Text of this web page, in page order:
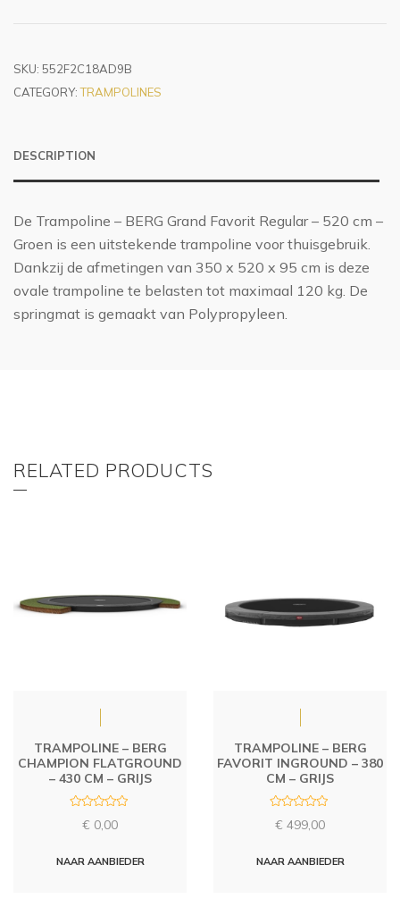
SKU: 552F2C18AD9B
CATEGORY:TRAMPOLINES
DESCRIPTION
De Trampoline – BERG Grand Favorit Regular – 520 cm –
Groen is een uitstekende trampoline voor thuisgebruik.
Dankzij de afmetingen van 350 x 520 x 95 cm is deze
ovale trampoline te belasten tot maximaal 120 kg. De
springmat is gemaakt van Polypropyleen.
RELATED PRODUCTS
TRAMPOLINE – BERG
CHAMPION FLATGROUND
– 430 CM – GRIJS
d
€ 0,00
NAAR AANBIEDER
TRAMPOLINE – BERG
FAVORIT INGROUND – 380
CM – GRIJS
a
d
€ 499,00
NAAR AANBIEDER